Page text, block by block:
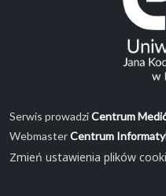
Serwis prowadziCentrum
WebmasterCentrum
Zmień ustawienia plików